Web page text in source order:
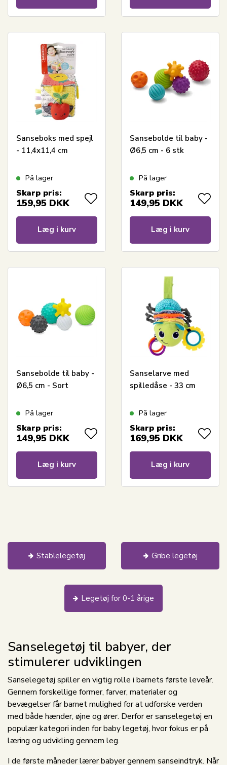
Sanseboks med spejl
- 11,4x11,4 cm
På lager
Skarp pris:
159,95 DKK
Læg i kurv
Sansebolde til baby -
Ø6,5 cm - 6 stk
På lager
Skarp pris:
149,95 DKK
Læg i kurv
Sansebolde til baby -
Ø6,5 cm - Sort
På lager
Skarp pris:
149,95 DKK
Læg i kurv
Sanselarve med
spilledåse - 33 cm
På lager
Skarp pris:
169,95 DKK
Læg i kurv
Stablelegetøj Gribe legetøj
Legetøj for 0-1 årige
Sanselegetøj til babyer, der
stimulerer udviklingen
Sanselegetøj spiller en vigtig rolle i barnets første leveår.
Gennem forskellige former, farver, materialer og
bevægelser får barnet mulighed for at udforske verden
med både hænder, øjne og ører. Derfor er sanselegetøj en
populær kategori inden for baby legetøj, hvor fokus er på
læring og udvikling gennem leg.
I de første måneder lærer babyer gennem sanseindtryk. Når